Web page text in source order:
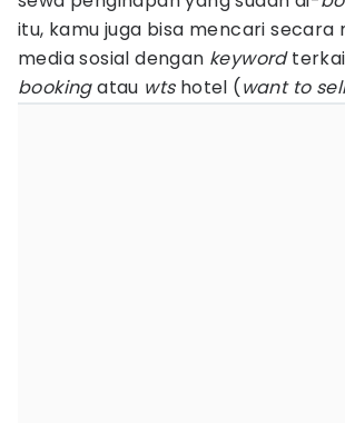
itu, kamu juga bisa mencari secara
media sosial dengan keyword
bookingatau wtshotel (want to